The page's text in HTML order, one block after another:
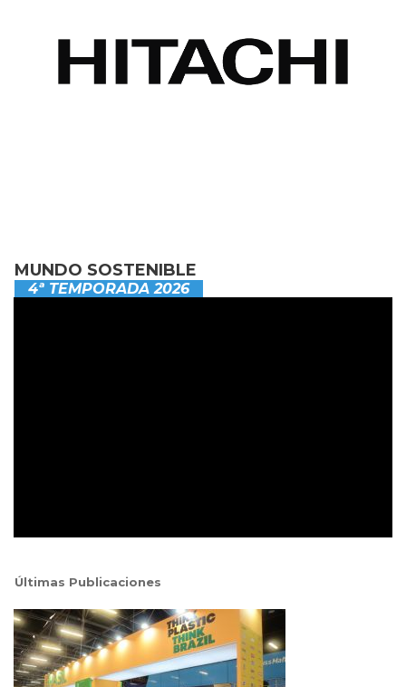
MUNDO SOSTENIBLE
4ª TEMPORADA 2026
Últimas Publicaciones